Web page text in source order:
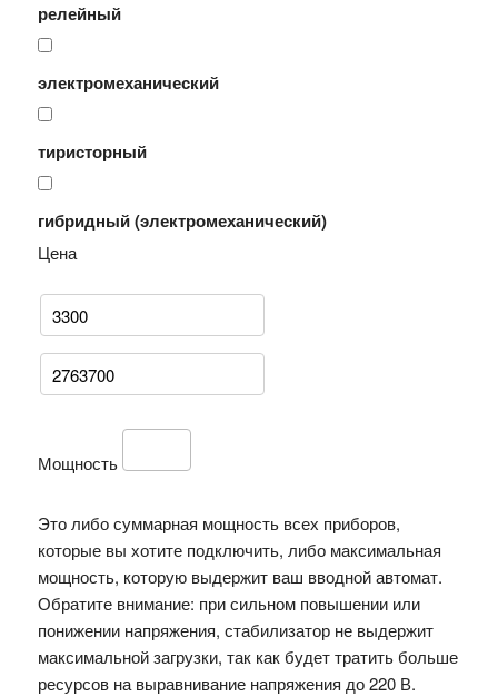
релейный
электромеханический
тиристорный
гибридный (электромеханический)
Цена
Мощность
Это либо суммарная мощность всех приборов,
которые вы хотите подключить, либо максимальная
мощность, которую выдержит ваш вводной автомат.
Обратите внимание: при сильном повышении или
понижении напряжения, стабилизатор не выдержит
максимальной загрузки, так как будет тратить больше
ресурсов на выравнивание напряжения до 220 В.